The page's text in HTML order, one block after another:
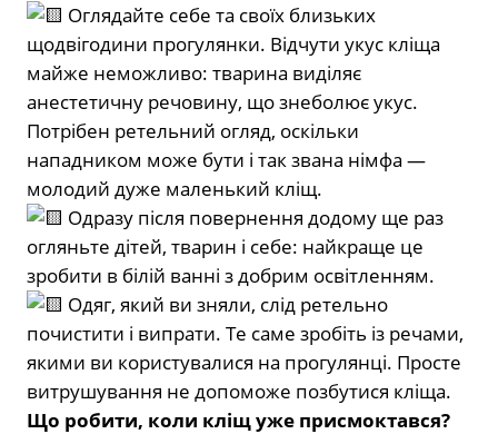
Оглядайте себе та своїх близьких
щодвігодини прогулянки. Відчути укус кліща
майже неможливо: тварина виділяє
анестетичну речовину, що знеболює укус.
Потрібен ретельний огляд, оскільки
нападником може бути і так звана німфа —
молодий дуже маленький кліщ.
Одразу після повернення додому ще раз
огляньте дітей, тварин і себе: найкраще це
зробити в білій ванні з добрим освітленням.
Одяг, який ви зняли, слід ретельно
почистити і випрати. Те саме зробіть із речами,
якими ви користувалися на прогулянці. Просте
витрушування не допоможе позбутися кліща.
Що робити, коли кліщ уже присмоктався?